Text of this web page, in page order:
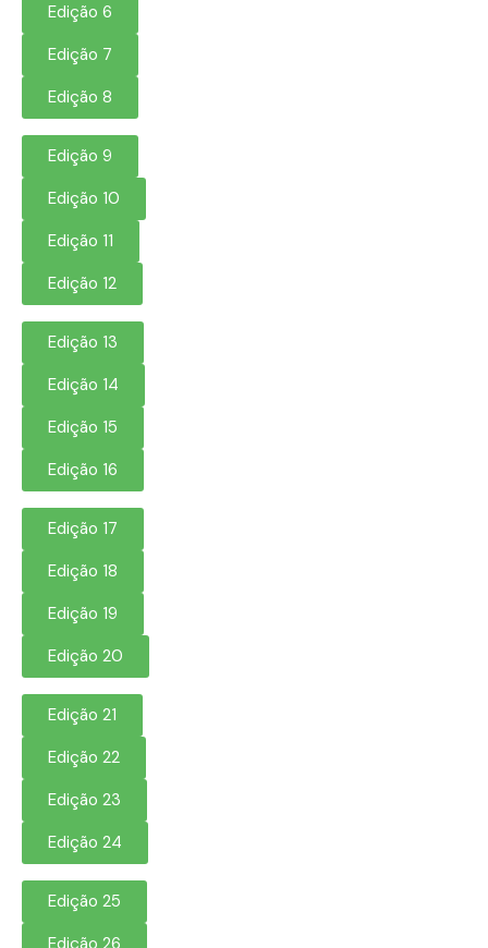
Edição 6
Edição 7
Edição 8
Edição 9
Edição 10
Edição 11
Edição 12
Edição 13
Edição 14
Edição 15
Edição 16
Edição 17
Edição 18
Edição 19
Edição 20
Edição 21
Edição 22
Edição 23
Edição 24
Edição 25